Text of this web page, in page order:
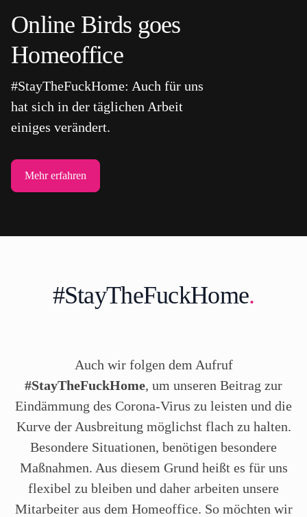
Online Birds goes
Homeoffice
#StayTheFuckHome: Auch für uns
hat sich in der täglichen Arbeit
einiges verändert.
Mehr erfahren
#StayTheFuckHome.
Auch wir folgen dem Aufruf
#StayTheFuckHome, um unseren Beitrag zur
Eindämmung des Corona-Virus zu leisten und die
Kurve der Ausbreitung möglichst flach zu halten.
Besondere Situationen, benötigen besondere
Maßnahmen. Aus diesem Grund heißt es für uns
flexibel zu bleiben und daher arbeiten unsere
Mitarbeiter aus dem Homeoffice. So möchten wir